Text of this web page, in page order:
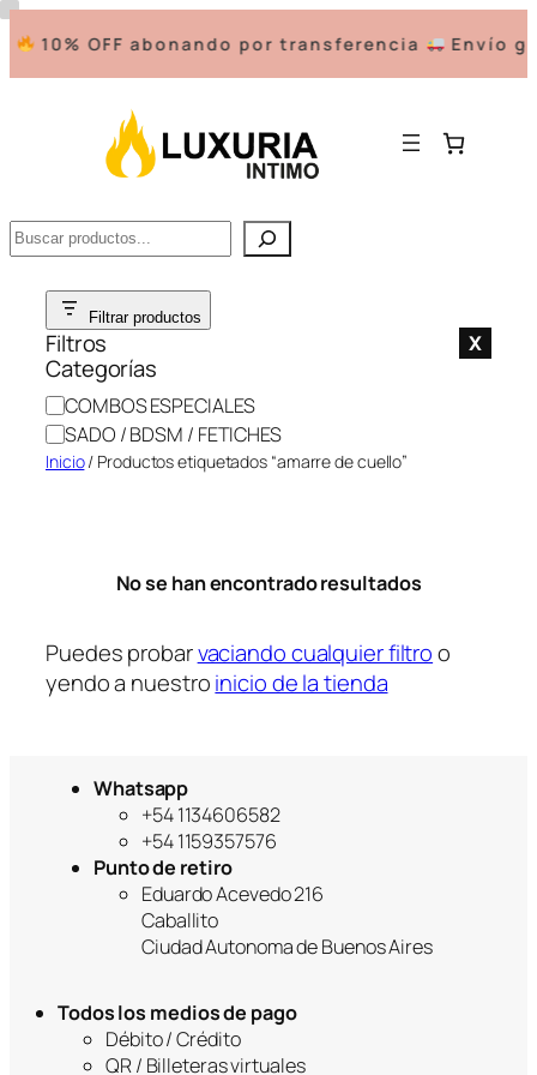
10% OFF abonando por transferencia Envío
Buscar
Saltar
contenido
Filtrar productos
Filtros X
Categorías
C
a
t
COMBOS ESPECIALES
SADO / BDSM / FETICHES
Inicio/ Productos etiquetados “amarre de cuello”
No se han encontrado resultados
Puedes probarvaciando cualquier filtroo
yendo a nuestroinicio de la tienda
Whatsapp
+54 1134606582
+54 1159357576
Punto de retiro
Eduardo Acevedo 216
Caballito
Ciudad Autonoma de Buenos Aires
Todos los medios de pago
Débito / Crédito
QR / Billeteras virtuales